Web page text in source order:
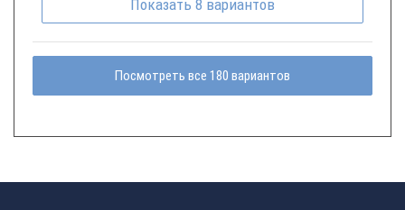
Показать 8 вариантов
Посмотреть все 180 вариантов